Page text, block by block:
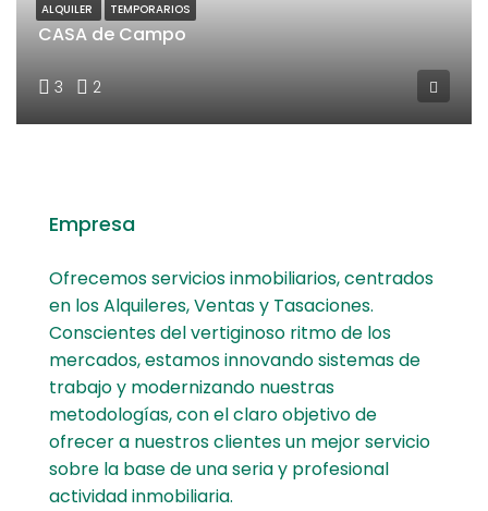
CASA de Campo
3 2
ALQUILER TEMPORARIOS
Empresa
Ofrecemos servicios inmobiliarios, centrados
en los Alquileres, Ventas y Tasaciones.
Conscientes del vertiginoso ritmo de los
mercados, estamos innovando sistemas de
trabajo y modernizando nuestras
metodologías, con el claro objetivo de
ofrecer a nuestros clientes un mejor servicio
sobre la base de una seria y profesional
actividad inmobiliaria.